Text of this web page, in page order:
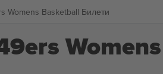
Womens Basketball Билети